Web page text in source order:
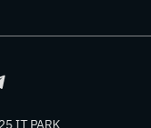
IT PARK